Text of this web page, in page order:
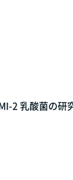
2 乳酸菌の研